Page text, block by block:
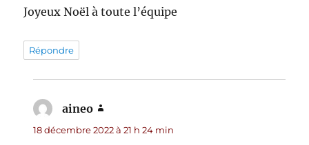
Joyeux Noël à toute l’équipe
Répondre
aineo
18 décembre 2022 à 21 h 24 min